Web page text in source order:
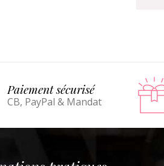
Paiement sécurisé
CB, PayPal & Mandat